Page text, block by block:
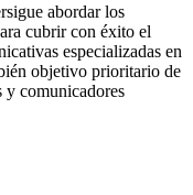
abordar los
cubrir con éxito el
especializadas en
objetivo prioritario de
y comunicadores